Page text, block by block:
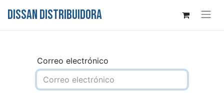
DISSAN DISTRIBUIDORA
Correo electrónico